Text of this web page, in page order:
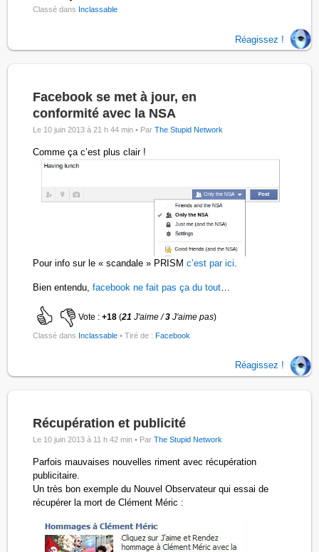
Classé dans Inclassable
Réagissez !
Facebook se met à jour, en
conformité avec la NSA
Le 10 juin 2013 à 21 h 44 min • ParThe Stupid Network
Comme ça c’est plus clair !
Pour info sur le « scandale » PRISMc’est par ici
Bien entendu,facebook ne fait pas ça du tout…
Vote :+18 (21J'aime /3 J'aime pas)
Classé dans Inclassable • Tiré de :Facebook
Réagissez !
Récupération et publicité
Le 10 juin 2013 à 11 h 42 min • ParThe Stupid Network
Parfois mauvaises nouvelles riment avec récupération
publicitaire.
Un très bon exemple du Nouvel Observateur qui essai de
récupérer la mort de Clément Méric :